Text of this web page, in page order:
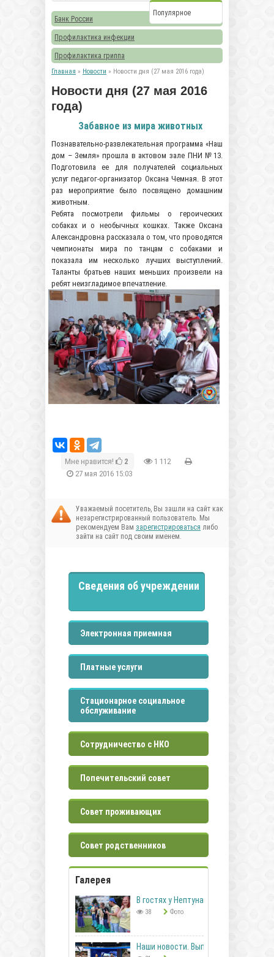
Популярное
Банк России
Профилактика инфекции
Профилактика гриппа
Главная » Новости » Новости дня (27 мая 2016 года)
Новости дня (27 мая 2016
года)
Забавное из мира животных
Познавательно-развлекательная программа «Наш
дом – Земля» прошла в актовом зале ПНИ №13.
Подготовила ее для получателей социальных
услуг педагог-организатор Оксана Чемная. В этот
раз мероприятие было посвящено домашним
животным.
Ребята посмотрели фильмы о героических
собаках и о необычных кошках. Также Оксана
Александровна рассказала о том, что проводятся
чемпионаты мира по танцам с собаками и
показала им несколько лучших выступлений.
Таланты братьев наших меньших произвели на
ребят неизгладимое впечатление.
Мне нравится! 2
1 112
27 мая 2016 15:03
Уважаемый посетитель, Вы зашли на сайт как
незарегистрированный пользователь. Мы
рекомендуем Вам зарегистрироваться либо
зайти на сайт под своим именем.
Сведения об учреждении
Электронная приемная
Платные услуги
Стационарное социальное
обслуживание
Сотрудничество с НКО
Попечительский совет
Совет проживающих
Совет родственников
Галерея
В гостях у Нептуна
38 Фото
Наши новости. Выпуск 41